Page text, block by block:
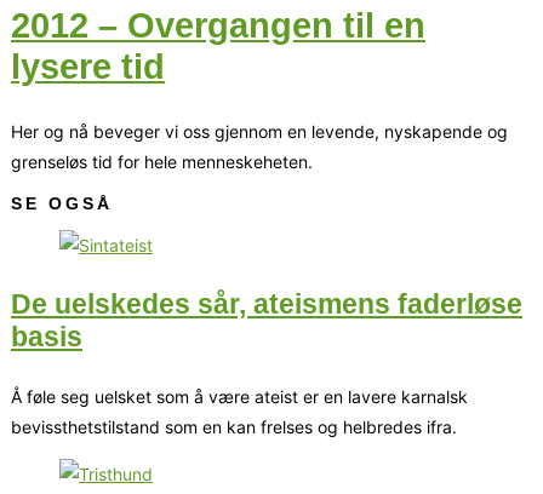
2012 – Overgangen til en
lysere tid
Her og nå beveger vi oss gjennom en levende, nyskapende og
grenseløs tid for hele menneskeheten.
SE OGSÅ
De uelskedes sår, ateismens faderløse
basis
Å føle seg uelsket som å være ateist er en lavere karnalsk
bevissthetstilstand som en kan frelses og helbredes ifra.